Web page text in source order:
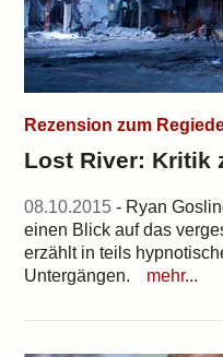
Rezension zum
Lost River: Kritik
08.10.2015 - Ryan
einen Blick auf das
erzählt in teils
Untergängen.
mehr...